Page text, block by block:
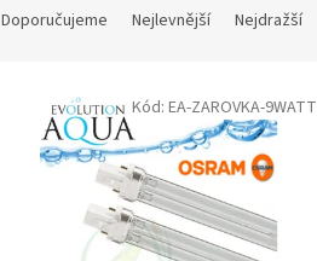
Doporučujeme Nejlevnější Nejdražší
Kód: EA-ZAROVKA-9WATT